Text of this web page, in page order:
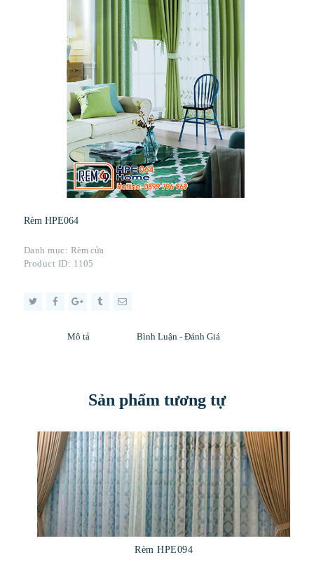
Rèm HPE064
Danh mục: Rèm cửa
Product ID: 1105
Mô tả Bình Luận - Đánh Giá
Sản phẩm tương tự
Rèm HPE094